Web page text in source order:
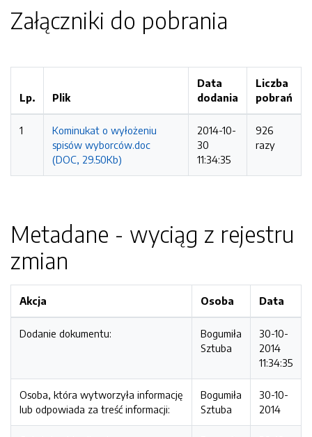
Załączniki do pobrania
Lp. Plik
Data
dodania
Liczba
pobrań
1
Kominukat o wyłożeniu
spisów wyborców.doc
(DOC, 29.50Kb)
2014-10-
30
11:34:35
926
razy
Metadane - wyciąg z rejestru
zmian
Akcja Osoba Data
Dodanie dokumentu:
Bogumiła
Sztuba
30-10-
2014
11:34:35
Osoba, która wytworzyła informację
lub odpowiada za treść informacji:
Bogumiła
Sztuba
30-10-
2014